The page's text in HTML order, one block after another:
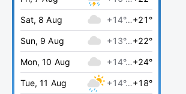
Sat, 8 Aug +14°…+21°
Sun, 9 Aug +13°…+22°
Mon, 10 Aug +14°…+24°
Tue, 11 Aug +14°…+18°